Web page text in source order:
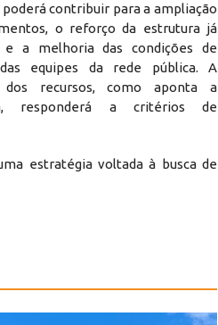
contribuir para a ampliação
o reforço da estrutura já
e a melhoria das condições de
equipes da rede pública. A
dos recursos, como aponta a
responderá a critérios de
estratégia voltada à busca de